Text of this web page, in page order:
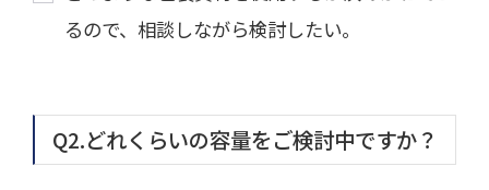
るので、相談しながら検討したい。
Q2.どれくらいの容量をご検討中ですか？